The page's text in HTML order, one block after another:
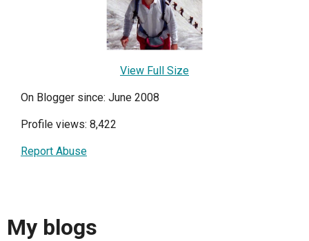
View Full Size
On Blogger since: June 2008
Profile views: 8,422
Report Abuse
My blogs